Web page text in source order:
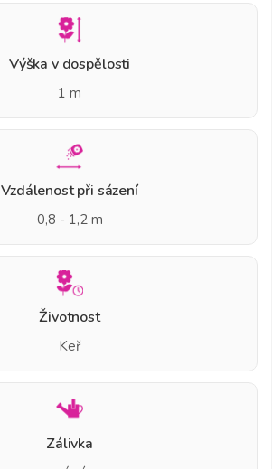
Výška v dospělosti
1 m
Vzdálenost při sázení
0,8 - 1,2 m
Životnost
Keř
Zálivka